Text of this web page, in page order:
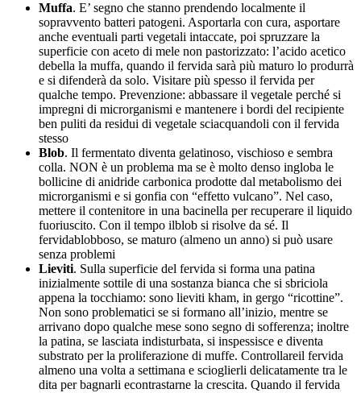
Muffa. E’ segno che stanno prendendo localmente il
sopravvento batteri patogeni. Asportarla con cura, asportare
anche eventuali parti vegetali intaccate, poi spruzzare la
superficie con aceto di mele non pastorizzato: l’acido acetico
debella la muffa, quando il fervida sarà più maturo lo produrrà
e si difenderà da solo. Visitare più spesso il fervida per
qualche tempo. Prevenzione: abbassare il vegetale perché si
impregni di microrganismi e mantenere i bordi del recipiente
ben puliti da residui di vegetale sciacquandoli con il fervida
stesso
Blob. Il fermentato diventa gelatinoso, vischioso e sembra
colla. NON è un problema ma se è molto denso ingloba le
bollicine di anidride carbonica prodotte dal metabolismo dei
microrganismi e si gonfia con “effetto vulcano”. Nel caso,
mettere il contenitore in una bacinella per recuperare il liquido
fuoriuscito. Con il tempo ilblob si risolve da sé. Il
fervidablobboso, se maturo (almeno un anno) si può usare
senza problemi
Lieviti. Sulla superficie del fervida si forma una patina
inizialmente sottile di una sostanza bianca che si sbriciola
appena la tocchiamo: sono lieviti kham, in gergo “ricottine”.
Non sono problematici se si formano all’inizio, mentre se
arrivano dopo qualche mese sono segno di sofferenza; inoltre
la patina, se lasciata indisturbata, si inspessisce e diventa
substrato per la proliferazione di muffe. Controllareil fervida
almeno una volta a settimana e scioglierli delicatamente tra le
dita per bagnarli econtrastarne la crescita. Quando il fervida